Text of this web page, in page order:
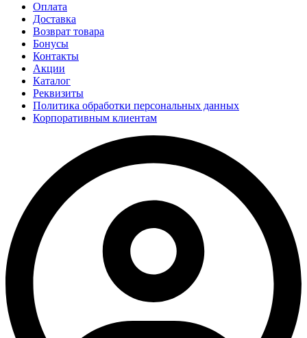
Оплата
Доставка
Возврат товара
Бонусы
Контакты
Акции
Каталог
Реквизиты
Политика обработки персональных данных
Корпоративным клиентам